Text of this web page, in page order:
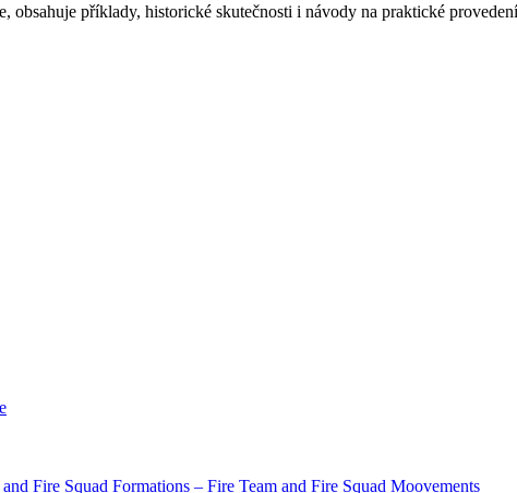
příklady, historické skutečnosti i návody na praktické
Fire Squad Formations – Fire Team and Fire Squad Moovements